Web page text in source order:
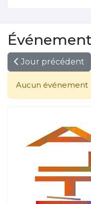
Jour précédent
Aucun événement